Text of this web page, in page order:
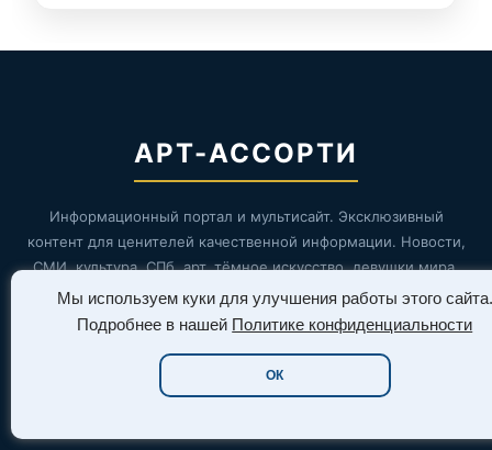
Мы используем куки для улучшения работы этого сайта.
Подробнее в нашей Политике конфиденциальности
ОК
АРТ-АССОРТИ
Информационный портал и мультисайт. Эксклюзивный
контент для ценителей качественной информации. Новости,
СМИ, культура, СПб, арт, тёмное искусство, девушки мира,
мода плюс-сайз, азия, СССР, звёзды и знаменитости, фильмы
и сериалы, игры.